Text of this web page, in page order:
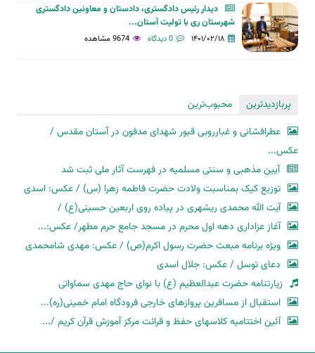
دیدار رئیس دادگستری، دادستان و معاونین دادگستری
شهرستان ری با تولیت آستان...
۱۴۰۱/۰۲/۱۸ 0 دیدگاه 9674 مشاهده
پربازدیدترین
محبوب‌ترین
عطرافشانی و غبارروبی قبور شهدای مدفون در آستان مقدس /
عکس...
آیین مذهبی و سنتی مسلمیه در فهرست آثار ملی ثبت شد
توزیع کیک بمناسبت ولادت حضرت فاطمه زهرا (س) / عکس: اسدی
آیت الله محمدی ریشهری در پیاده روی اربعین حسینی(ع) /
آغاز عزاداری دهه اول محرم در مسجد جامع حرم مطهر/ عکس:...
ویژه برنامه مبعث حضرت رسول اکرم(ص) / عکس: مهدی شامحمدی
دعای توسل / عکس: جلال اسدی
زیارتنامه حضرت عبدالعظیم (ع) با نوای حاج مهدی سماواتی
استقبال از مسافرین پروازهای خارجی فرودگاه امام خمینی(ره)...
آئین اختتامیه کلاسهای حفظ و قرائت مرکز آموزش قرآن کریم /...